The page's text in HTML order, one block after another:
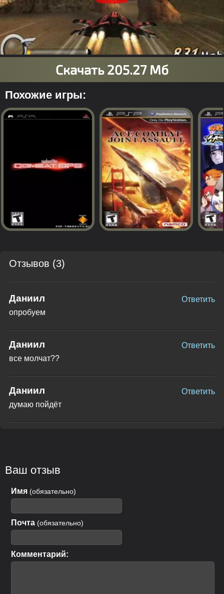
Похожие игры:
Отзывов (3)
Даниил
опробуем
Ответить
Даниил
все молчат??
Ответить
Даниил
думаю пойдёт
Ответить
Ваш отзыв
Имя (обязательно)
Почта (обязательно)
Комментарий: